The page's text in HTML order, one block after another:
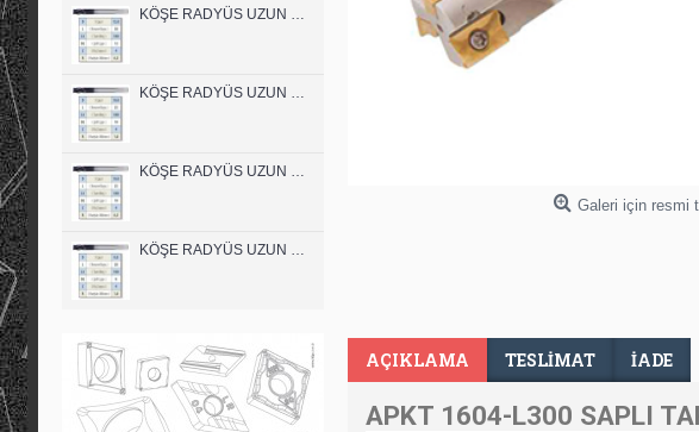
Galeri için resmi
AÇIKLAMA TESLIMAT İADE
APKT 1604-L300 SAPLI